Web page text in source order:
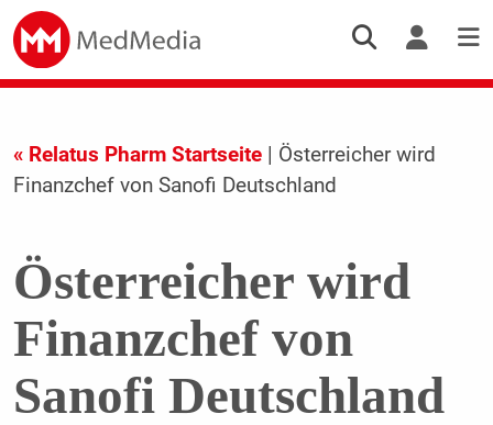
« Relatus Pharm Startseite| Österreicher wird
Finanzchef von Sanofi Deutschland
Österreicher wird
Finanzchef von
Sanofi Deutschland